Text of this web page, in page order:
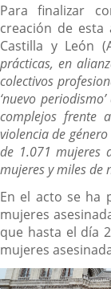
Para finalizar
creación de esta
Castilla y León
prácticas, en
colectivos
‘nuevo
complejos frente
violencia de
de 1.071 mujeres
mujeres y miles de
En el acto se ha
mujeres
que hasta el día
mujeres